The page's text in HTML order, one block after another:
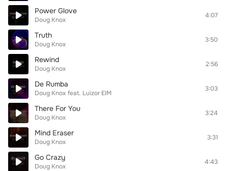
Power Glove
Doug Knox
4:07
Truth
Doug Knox
3:50
Rewind
Doug Knox
2:56
De Rumba
Doug Knox feat. Luizor EIM
3:03
There For You
Doug Knox
3:24
Mind Eraser
Doug Knox
3:31
Go Crazy
Doug Knox
4:43